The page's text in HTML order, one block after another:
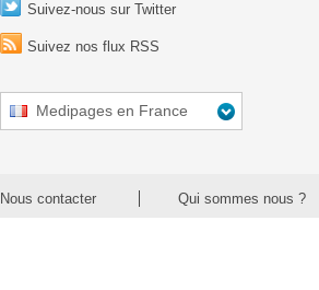
Suivez-nous sur Twitter
Suivez nos flux RSS
Medipages en France
Nous contacter Qui sommes nous ?